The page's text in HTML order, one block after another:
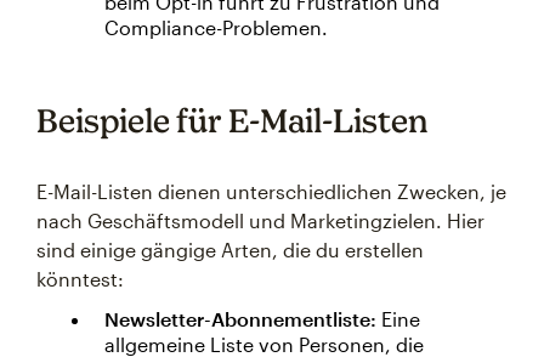
Compliance-Problemen.
Beispiele für E-Mail-Listen
E-Mail-Listen dienen unterschiedlichen Zwecken, je
nach Geschäftsmodell und Marketingzielen. Hier
sind einige gängige Arten, die du erstellen
könntest:
Newsletter-Abonnementliste: Eine
allgemeine Liste von Personen, die